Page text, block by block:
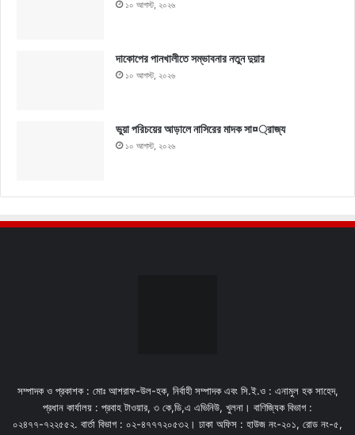
১০ আগস্ট, ২০২৬
দাকোপের পানখালীতে সম্ভাবনার নতুন দুয়ার
১০ আগস্ট, ২০২৬
ভুয়া পরিচয়ের আড়ালে নাসিরের মাদক সা¤্রাজ্য
১০ আগস্ট, ২০২৬
সম্পাদক ও প্রকাশক : মোঃ আশরাফ-উল-হক, নির্বাহী সম্পাদক এবং সি.ই.ও : এনামুল হক সাহেদ,
প্রধান কার্যালয় : প্রবাহ টাওয়ার, ৩ কে,ডি,এ এভিনিউ, খুলনা। বাণিজ্যিক বিভাগ :
০২৪৭৭-৭২২৫৫২. বার্তা বিভাগ : ০২-৪৭৭৭২০৫৩২। ঢাকা অফিস : হাউজ নং-২০১, রোড নং-৫,